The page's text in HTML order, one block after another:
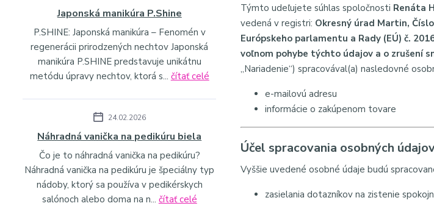
Japonská manikúra P.Shine
P.SHINE: Japonská manikúra – Fenomén v
regenerácii prirodzených nechtov Japonská
manikúra P.SHINE predstavuje unikátnu
metódu úpravy nechtov, ktorá s... čítať celé
24.02.2026
Náhradná vanička na pedikúru biela
Čo je to náhradná vanička na pedikúru?
Náhradná vanička na pedikúru je špeciálny typ
nádoby, ktorý sa používa v pedikérskych
salónoch alebo doma na n... čítať celé
Týmto udeľujete súhlas spoločnosti Renáta
vedená v registri: Okresný úrad Martin,
Európskeho parlamentu a Rady (EÚ) č.
voľnom pohybe týchto údajov a o zrušení
„Nariadenie“) spracovával(a) nasledovné
e-mailovú adresu
informácie o zakúpenom tovare
Účel spracovania osobných
Vyššie uvedené osobné údaje budú
zasielania dotazníkov na zistenie